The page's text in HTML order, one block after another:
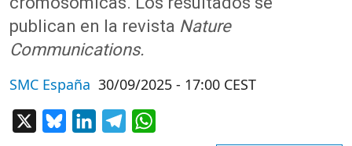
publican en la revista Nature
Communications.
SMC España 30/09/2025 - 17:00 CEST
BlueskyLinkedInTelegram